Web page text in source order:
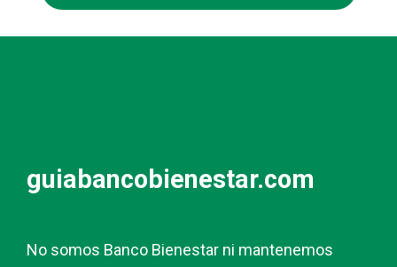
guiabancobienestar.com
No somos Banco Bienestar ni mantenemos